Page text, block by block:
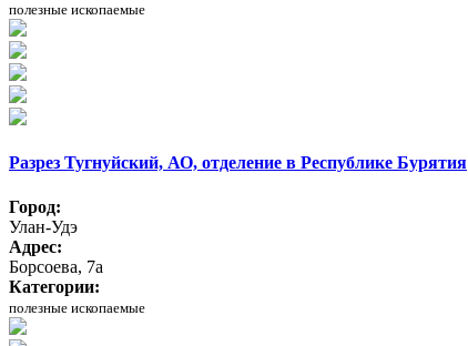
полезные ископаемые
Разрез Тугнуйский, АО, отделение в Республике Бурятия
Город:
Улан-Удэ
Адрес:
Борсоева, 7а
Категории:
полезные ископаемые